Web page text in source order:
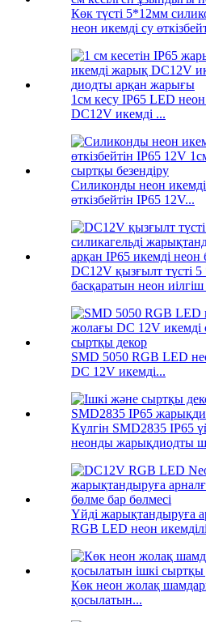
Көк түсті 5*12мм
неон икемді су
1см кесу IP65 LED
DC12V икемді ...
Силиконды неон
өткізбейтін IP65 12V...
DC12V қызғылт түсті
басқаратын неон
SMD 5050 RGB LED
DC 12V икемді...
Күлгін SMD2835 IP65
неонды жарықдиодты
Үйді жарықтандыруға
RGB LED неон
Көк неон жолақ
қосылатын...